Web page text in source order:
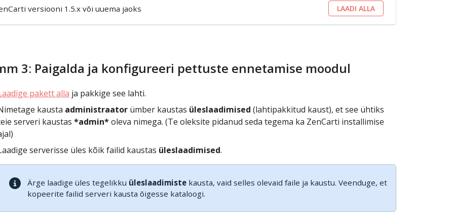
versiooni 1.5.x või uuema jaoks LAADI ALLA
3: Paigalda ja konfigureeri pettuste ennetamise moodul
pakett alla ja pakkige see lahti.
kausta administraator ümber kaustas üleslaadimised (lahtipakkitud kaust), et see ühtiks
serveri kaustas *admin*oleva nimega. (Te oleksite pidanud seda tegema ka ZenCarti installimise
serverisse üles kõik failid kaustas üleslaadimised.
Ärge laadige üles tegelikku üleslaadimistekausta, vaid selles olevaid faile ja kaustu. Veenduge, et
kopeerite failid serveri kausta õigesse kataloogi.